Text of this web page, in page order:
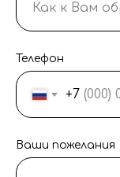
Телефон
+7
Ваши пожелания